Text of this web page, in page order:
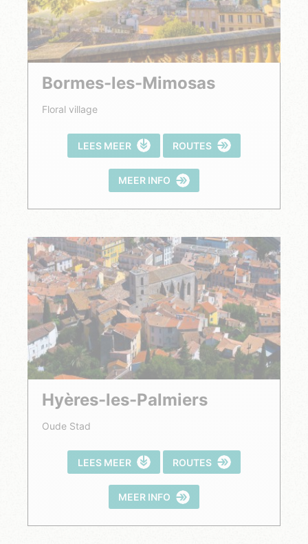
Bormes-les-Mimosas
Floral village
LEES MEER ROUTES
MEER INFO
Hyères-les-Palmiers
Oude Stad
LEES MEER ROUTES
MEER INFO